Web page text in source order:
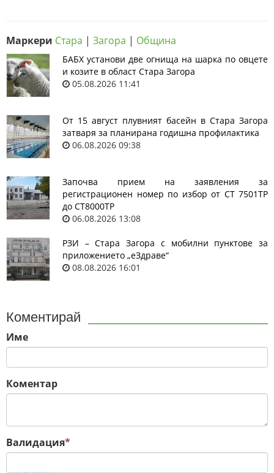
Маркери Стара | Загора | Община
БАБХ установи две огнища на шарка по овцете
и козите в област Стара Загора
05.08.2026 11:41
От 15 август плувният басейн в Стара Загора
затваря за планирана годишна профилактика
06.08.2026 09:38
Започва прием на заявления за
регистрационен номер по избор от СТ 7501ТР
до СТ8000ТР
06.08.2026 13:08
РЗИ – Стара Загора с мобилни пунктове за
приложението „еЗдраве“
08.08.2026 16:01
Коментирай
Име
Коментар
Валидация*